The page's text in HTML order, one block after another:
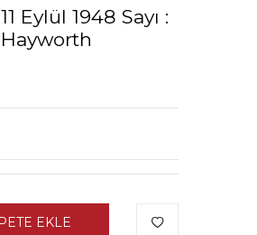
Eylül 1948 Sayı :
EKLE